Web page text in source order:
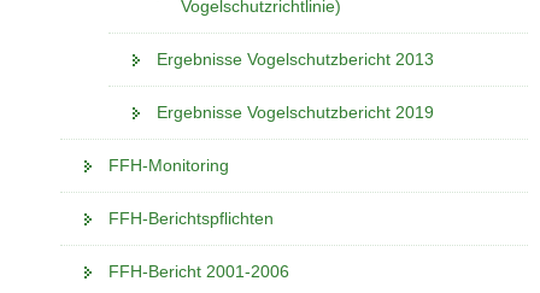
Vogelschutzrichtlinie)
Ergebnisse Vogelschutzbericht 2013
Ergebnisse Vogelschutzbericht 2019
FFH-Monitoring
FFH-Berichtspflichten
FFH-Bericht 2001-2006